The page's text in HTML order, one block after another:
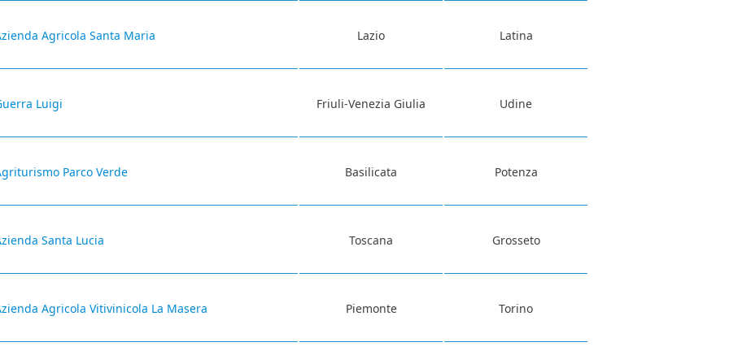
Agricola Santa Maria Lazio Latina
Luigi Friuli-Venezia Giulia Udine
Parco Verde Basilicata Potenza
Santa Lucia Toscana Grosseto
Agricola Vitivinicola La Masera Piemonte Torino